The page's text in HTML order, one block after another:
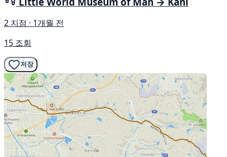
2 지점 · 1개월 전
15 조회
저장